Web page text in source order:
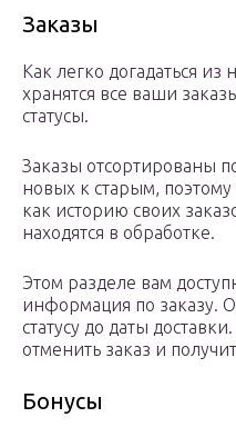
Заказы
Как легко догадаться из
хранятся все ваши
статусы.
Заказы отсортированы
новых к старым,
как историю своих
находятся в обработке.
Этом разделе вам
информация по заказу.
статусу до даты
отменить заказ и
Бонусы